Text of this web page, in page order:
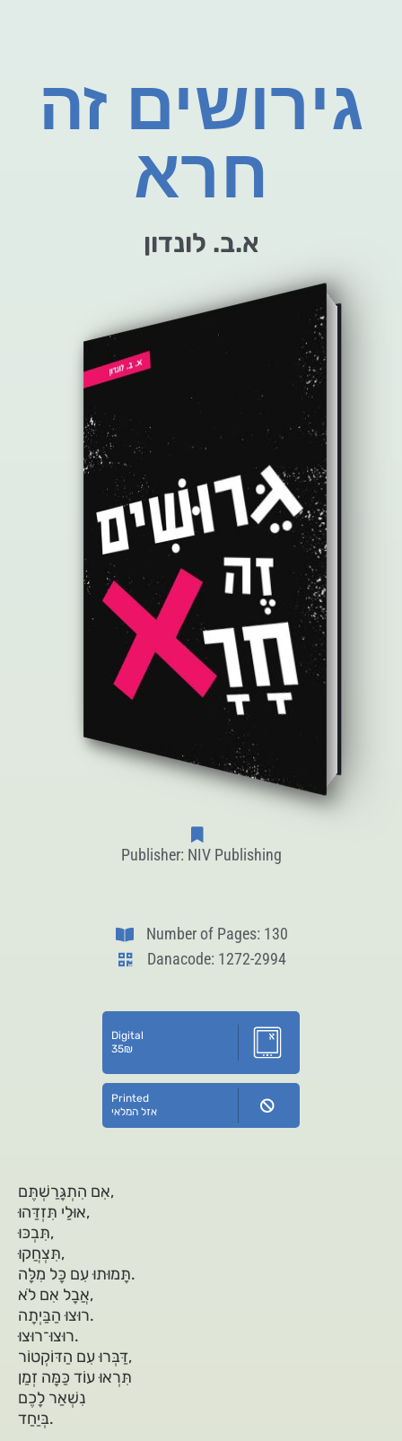
גירושים זה
חרא
א.ב. לונדון
Publisher: NIV Publishing
Number of Pages: 130
Danacode: 1272-2994
Digital
35₪
Printed
אזל המלאי
אִם הִתְגָּרַשְׁתֶּם,
אוּלַי תִּזְדַּהוּ,
תִּבְכּוּ,
תִּצְחֲקוּ,
תָּמוּתוּ עִם כָּל מִלָּה.
אֲבָל אִם לֹא,
רוּצוּ הַבַּיְתָה.
רוּצוּ־רוּצוּ.
דַּבְּרוּ עִם הַדּוֹקְטוֹר,
תִּרְאוּ עוֹד כַּמָּה זְמַן
נִשְׁאַר לָכֶם
בְּיַחַד.